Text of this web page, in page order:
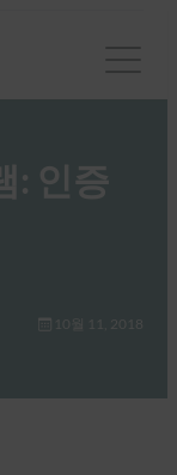
: 인증
10월 11, 2018